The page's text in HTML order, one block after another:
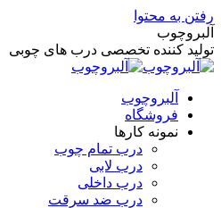
رفتن به محتوا
آلبروچوب
تولید کننده تخصصی درب های چوبی
آلبروچوب
فروشگاه
نمونه کارها
درب تمام چوب
درب لابی
درب داخلی
درب ضد سرقت